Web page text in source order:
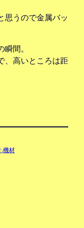
思うので金属バッ
間。
、高いところは距
,機材